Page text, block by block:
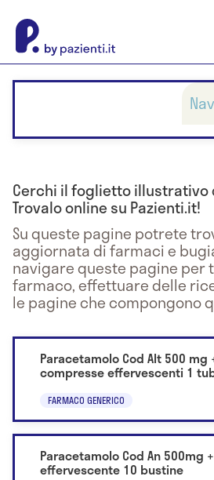
Cerchi il foglietto illustrativo
Trovalo online su Pazienti.it!
Su queste pagine potrete
aggiornata di farmaci e
navigare queste pagine per
farmaco, effettuare delle
le pagine che compongono
Paracetamolo Cod Alt 500 mg
compresse effervescenti 1
FARMACO GENERICO
Paracetamolo Cod An 500mg
effervescente 10 bustine